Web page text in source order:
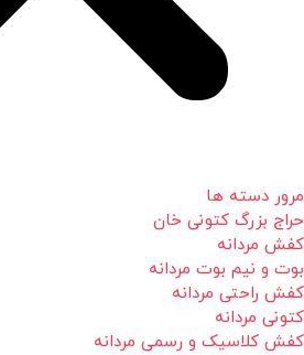
مرور دسته ها
حراج بزرگ کتونی خان
کفش مردانه
بوت و نیم بوت مردانه
کفش راحتی مردانه
کتونی مردانه
کفش کلاسیک و رسمی مردانه